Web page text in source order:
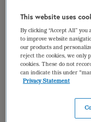
Auteur(s):Jade Schrijver
samenvatting
(para)medische
This website uses
By clicking “Accept All”
to improve website
our products and
reject the cookies, we only
cookies. These do not
can indicate this under
Privacy Statement